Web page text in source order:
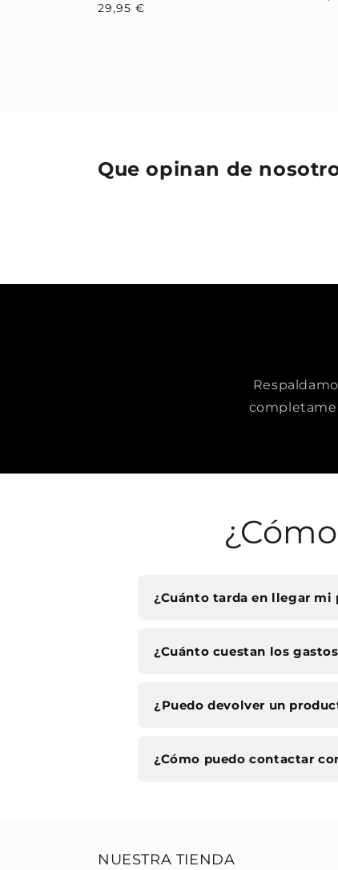
Precio
29,95 €
Que opinan de
¿Cuánto tarda en llegar mi
¿Cuánto cuestan los
¿Puedo devolver un
¿Cómo puedo contactar
NUESTRA TIENDA